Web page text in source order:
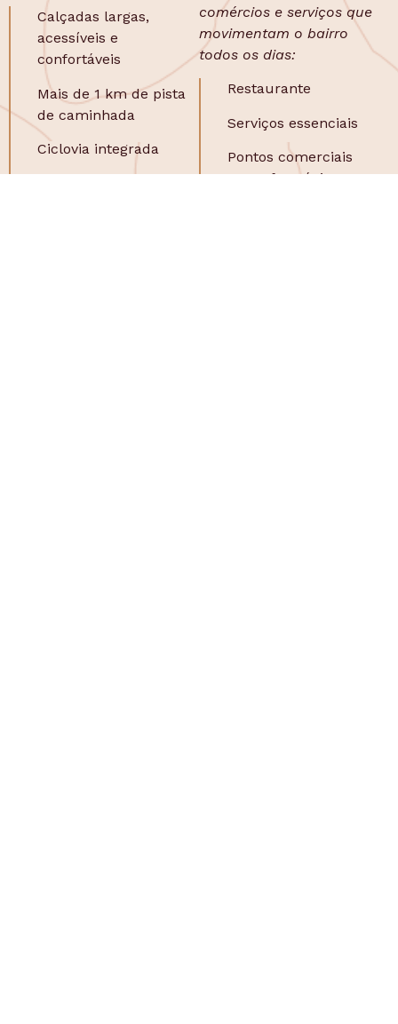
Calçadas largas,
acessíveis e
confortáveis
Mais de 1 km de pista
de caminhada
Ciclovia integrada
comércios e serviços que
movimentam o bairro
todos os dias:
Restaurante
Serviços essenciais
Pontos comerciais
como farmácia,